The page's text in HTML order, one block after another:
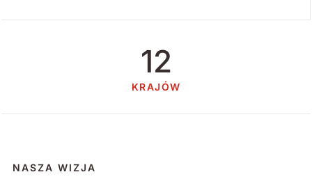
12
KRAJÓW
NASZA WIZJA